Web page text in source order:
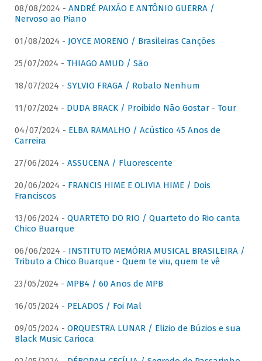
08/08/2024 - ANDRÉ PAIXÃO E ANTÔNIO GUERRA /
Nervoso ao Piano
01/08/2024 - JOYCE MORENO / Brasileiras Canções
25/07/2024 - THIAGO AMUD / São
18/07/2024 - SYLVIO FRAGA / Robalo Nenhum
11/07/2024 - DUDA BRACK / Proibido Não Gostar - Tour
04/07/2024 - ELBA RAMALHO / Acústico 45 Anos de
Carreira
27/06/2024 - ASSUCENA / Fluorescente
20/06/2024 - FRANCIS HIME E OLIVIA HIME / Dois
Franciscos
13/06/2024 - QUARTETO DO RIO / Quarteto do Rio canta
Chico Buarque
06/06/2024 - INSTITUTO MEMÓRIA MUSICAL BRASILEIRA /
Tributo a Chico Buarque - Quem te viu, quem te vê
23/05/2024 - MPB4 / 60 Anos de MPB
16/05/2024 - PELADOS / Foi Mal
09/05/2024 - ORQUESTRA LUNAR / Elizio de Búzios e sua
Black Music Carioca